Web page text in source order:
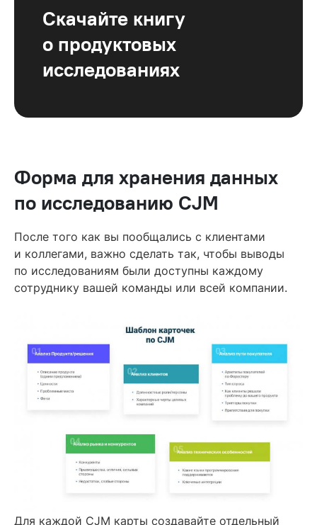
Скачайте книгу
о продуктовых
исследованиях
Форма для хранения данных
по исследованию CJM
После того как вы пообщались с клиентами
и коллегами, важно сделать так, чтобы выводы
по исследованиям были доступны каждому
сотруднику вашей команды или всей компании.
Для каждой CJM карты создавайте отдельный